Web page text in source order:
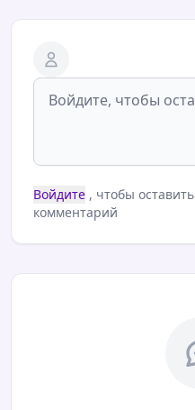
Войдите , чтобы оставить
комментарий